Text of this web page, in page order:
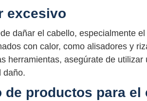
excesivo
dañar el cabello, especialmente
con calor, como alisadores y
herramientas, asegúrate de
daño.
de productos para el